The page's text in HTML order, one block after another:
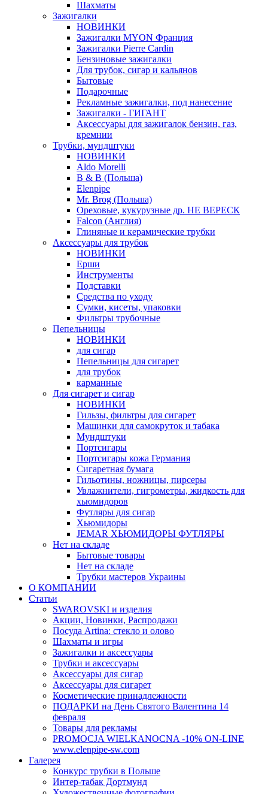
Шахматы
Зажигалки
НОВИНКИ
Зажигалки MYON Франция
Зажигалки Pierre Cardin
Бензиновые зажигалки
Для трубок, сигар и кальянов
Бытовые
Подарочные
Рекламные зажигалки, под нанесение
Зажигалки - ГИГАНТ
Аксессуары для зажигалок бензин, газ,
кремнии
Трубки, мундштуки
НОВИНКИ
Aldo Morelli
B & B (Польша)
Elenpipe
Mr. Brog (Польша)
Ореховые, кукурузные др. НЕ ВЕРЕСК
Falcon (Англия)
Глиняные и керамические трубки
Аксессуары для трубок
НОВИНКИ
Ерши
Инструменты
Подставки
Средства по уходу
Сумки, кисеты, упаковки
Фильтры трубочные
Пепельницы
НОВИНКИ
для сигар
Пепельницы для сигарет
для трубок
карманные
Для сигарет и сигар
НОВИНКИ
Гильзы, фильтры для сигарет
Машинки для самокруток и табака
Мундштуки
Портсигары
Портсигары кожа Германия
Сигаретная бумага
Гильотины, ножницы, пирсеры
Увлажнители, гигрометры, жидкость для
хьюмидоров
Футляры для сигар
Хьюмидоры
JEMAR ХЬЮМИДОРЫ ФУТЛЯРЫ
Нет на складе
Бытовые товары
Нет на складе
Трубки мастеров Украины
О КОМПАНИИ
Статьи
SWAROVSKI и изделия
Акции, Новинки, Распродажи
Посуда Artina: стекло и олово
Шахматы и игры
Зажигалки и аксессуары
Трубки и аксессуары
Аксессуары для сигар
Аксессуары для сигарет
Косметические принадлежности
ПОДАРКИ на День Святого Валентина 14
февраля
Товары для рекламы
PROMOCJA WIELKANOCNA -10% ON-LINE
www.elenpipe-sw.com
Галерея
Конкурс трубки в Польше
Интер-табак Дортмунд